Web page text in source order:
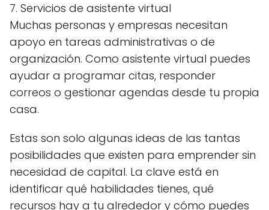
7. Servicios de asistente virtual
Muchas personas y empresas necesitan
apoyo en tareas administrativas o de
organización. Como asistente virtual puedes
ayudar a programar citas, responder
correos o gestionar agendas desde tu propia
casa.
Estas son solo algunas ideas de las tantas
posibilidades que existen para emprender sin
necesidad de capital. La clave está en
identificar qué habilidades tienes, qué
recursos hay a tu alrededor y cómo puedes